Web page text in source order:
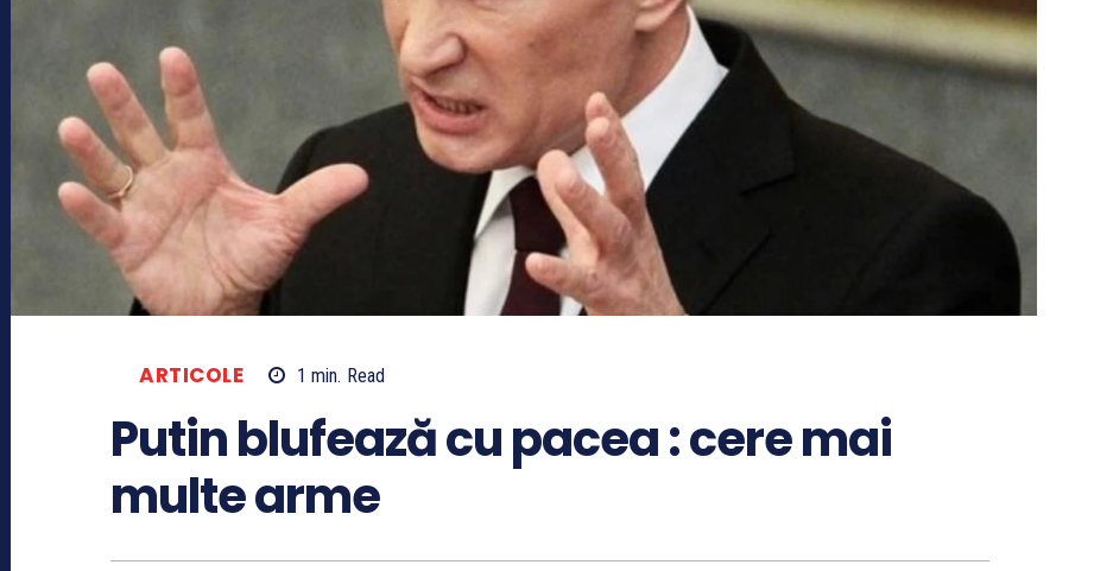
ARTICOLE 1 min. Read
Putin blufează cu pacea : cere mai
multe arme